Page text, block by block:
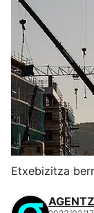
Etxebizitza